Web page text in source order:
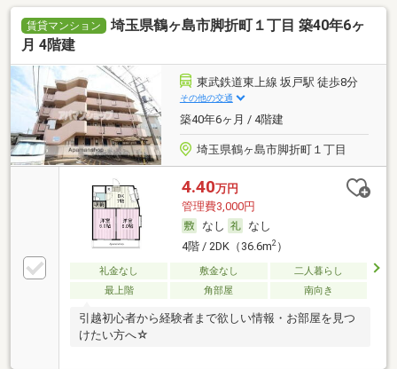
賃貸マンション
埼玉県鶴ヶ島市脚折町１丁目 築40年6ヶ
月 4階建
東武鉄道東上線 坂戸駅 徒歩8分
その他の交通
築40年6ヶ月 / 4階建
埼玉県鶴ヶ島市脚折町１丁目
4.40万円
管理費3,000円
なし
なし
4階 / 2DK（36.6m2）
礼金なし 敷金なし
二人暮らし
最上階
角部屋 南向き
引越初心者から経験者まで欲しい情報・お部屋を見つ
けたい方へ☆